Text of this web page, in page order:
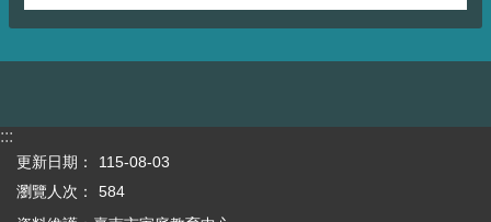
:::
更新日期：
115-08-03
瀏覽人次：
584